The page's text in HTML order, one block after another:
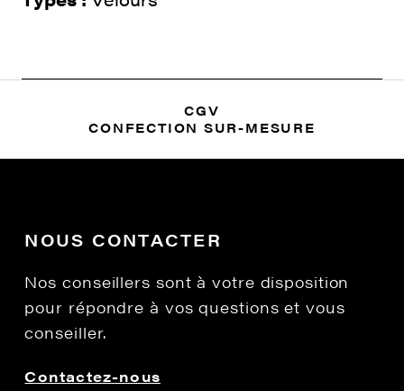
CGV
CONFECTION SUR-MESURE
NOUS CONTACTER
Nos conseillers sont à votre disposition
pour répondre à vos questions et vous
conseiller.
Contactez-nous